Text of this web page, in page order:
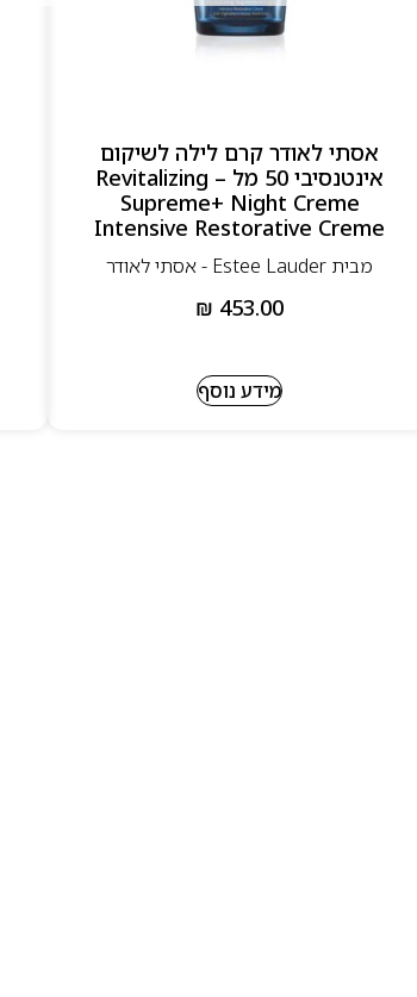
אסתי לאודר קרם לילה לשיקום
אינטנסיבי 50 מל – Revitalizing
Supreme+ Night Creme
Intensive Restorative Creme
מבית Estee Lauder - אסתי לאודר
₪ 453.00
מידע נוסף